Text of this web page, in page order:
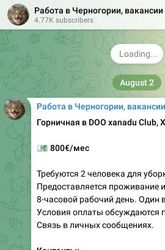
Работа в Черногории, вакансии
4.77K subscribers
Работа в Черногории, вакансии
Горничная в DOO хаnadu Club,
800€/мес
Требуются 2 человека для
Предоставляется проживание
8-часовой рабочий день. Один
Условия оплаты обсуждаются
Связь в личных сообщениях.
August 2